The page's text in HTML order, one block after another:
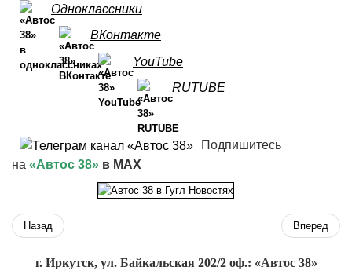
Одноклассники
ВКонтакте
YouTube
RUTUBE
Подпишитесь
на «Автос 38» в MAX
Назад Вперед
г. Иркутск, ул. Байкальская 202/2 оф.: «Автос 38»